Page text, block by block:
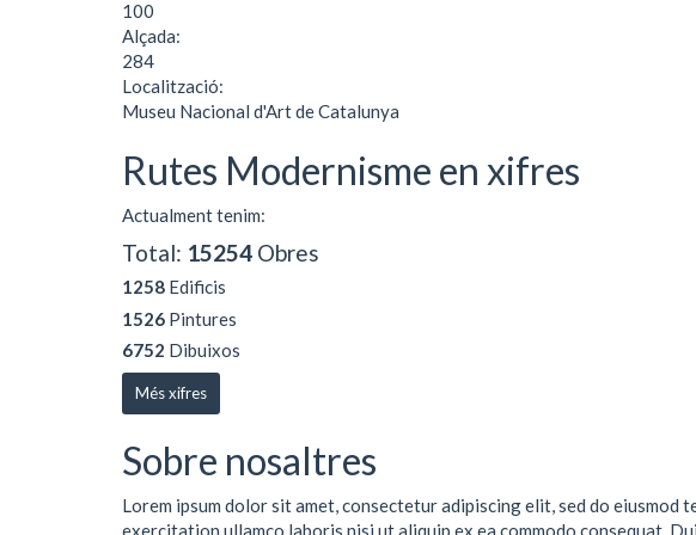
100
Alçada:
284
Localització:
Museu Nacional d'Art de Catalunya
Rutes Modernisme en xifres
Actualment tenim:
Total: 15254 Obres
1258 Edificis
1526 Pintures
6752 Dibuixos
Més xifres
Sobre nosaltres
Lorem ipsum dolor sit amet, consectetur adipiscing elit, sed do eiusmod
exercitation ullamco laboris nisi ut aliquip ex ea commodo consequat.